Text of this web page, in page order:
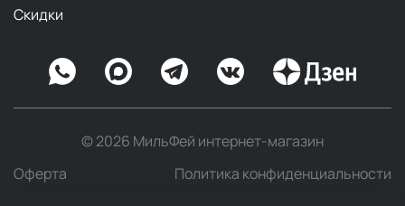
Скидки
© 2026 МильФей интернет-магазин
Оферта
Политика конфиденциальности